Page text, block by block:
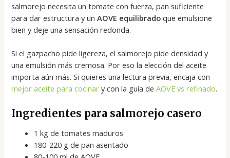
salmorejo necesita un tomate con fuerza, pan suficiente
para dar estructura y unAOVE equilibrado que emulsione
bien y deje una sensación redonda.
Si el gazpacho pide ligereza, el salmorejo pide densidad y
una emulsión más cremosa. Por eso la elección del aceite
importa aún más. Si quieres una lectura previa, encaja con
mejor aceite para cocinar y con la guía deAOVE vs refinado.
Ingredientes para salmorejo casero
1 kg de tomates maduros
180-220 g de pan asentado